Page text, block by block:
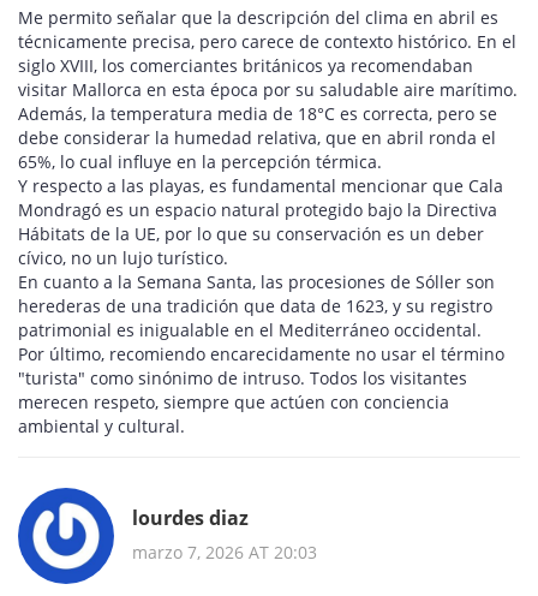
Me permito señalar que la descripción del clima en abril es
técnicamente precisa, pero carece de contexto histórico. En el
siglo XVIII, los comerciantes británicos ya recomendaban
visitar Mallorca en esta época por su saludable aire marítimo.
Además, la temperatura media de 18°C es correcta, pero se
debe considerar la humedad relativa, que en abril ronda el
65%, lo cual influye en la percepción térmica.
Y respecto a las playas, es fundamental mencionar que Cala
Mondragó es un espacio natural protegido bajo la Directiva
Hábitats de la UE, por lo que su conservación es un deber
cívico, no un lujo turístico.
En cuanto a la Semana Santa, las procesiones de Sóller son
herederas de una tradición que data de 1623, y su registro
patrimonial es inigualable en el Mediterráneo occidental.
Por último, recomiendo encarecidamente no usar el término
"turista" como sinónimo de intruso. Todos los visitantes
merecen respeto, siempre que actúen con conciencia
ambiental y cultural.
lourdes diaz
marzo 7, 2026 AT 20:03